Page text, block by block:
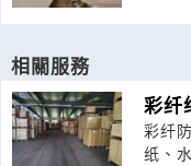
相關服務
彩纤
彩纤
纸、